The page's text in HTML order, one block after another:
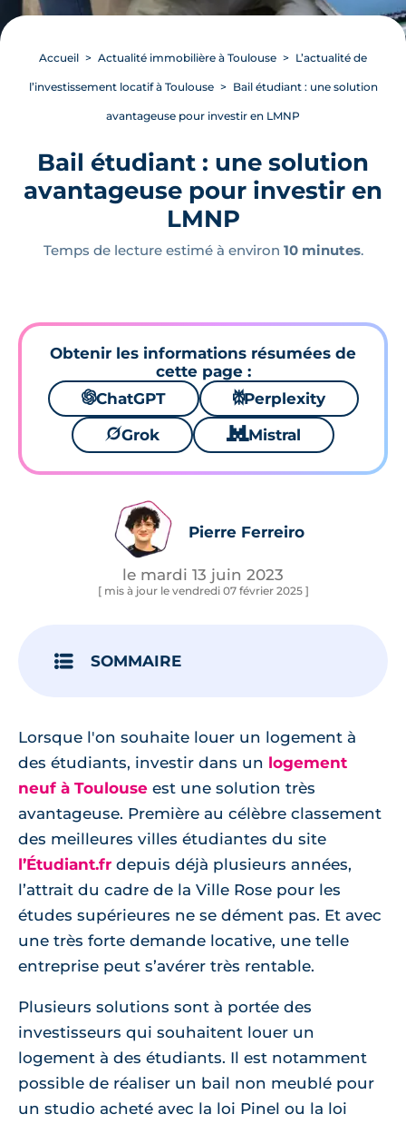
Accueil Actualité immobilière à Toulouse L’actualité de
l’investissement locatif à Toulouse Bail étudiant : une solution
avantageuse pour investir en LMNP
Bail étudiant : une solution
avantageuse pour investir en
LMNP
Temps de lecture estimé à environ 10 minutes.
Obtenir les informations résumées de
cette page :
🌌ChatGPT ⚙Perplexity
🪐Grok 🐱 Mistral
Pierre Ferreiro
le mardi 13 juin 2023
[ mis à jour le vendredi 07 février 2025 ]
SOMMAIRE
Lorsque l'on souhaite louer un logement à
des étudiants, investir dans un logement
neuf à Toulouse est une solution très
avantageuse. Première au célèbre classement
des meilleures villes étudiantes du site
l’Étudiant.fr depuis déjà plusieurs années,
l’attrait du cadre de la Ville Rose pour les
études supérieures ne se dément pas. Et avec
une très forte demande locative, une telle
entreprise peut s’avérer très rentable.
Plusieurs solutions sont à portée des
investisseurs qui souhaitent louer un
logement à des étudiants. Il est notamment
possible de réaliser un bail non meublé pour
un studio acheté avec la loi Pinel ou la loi